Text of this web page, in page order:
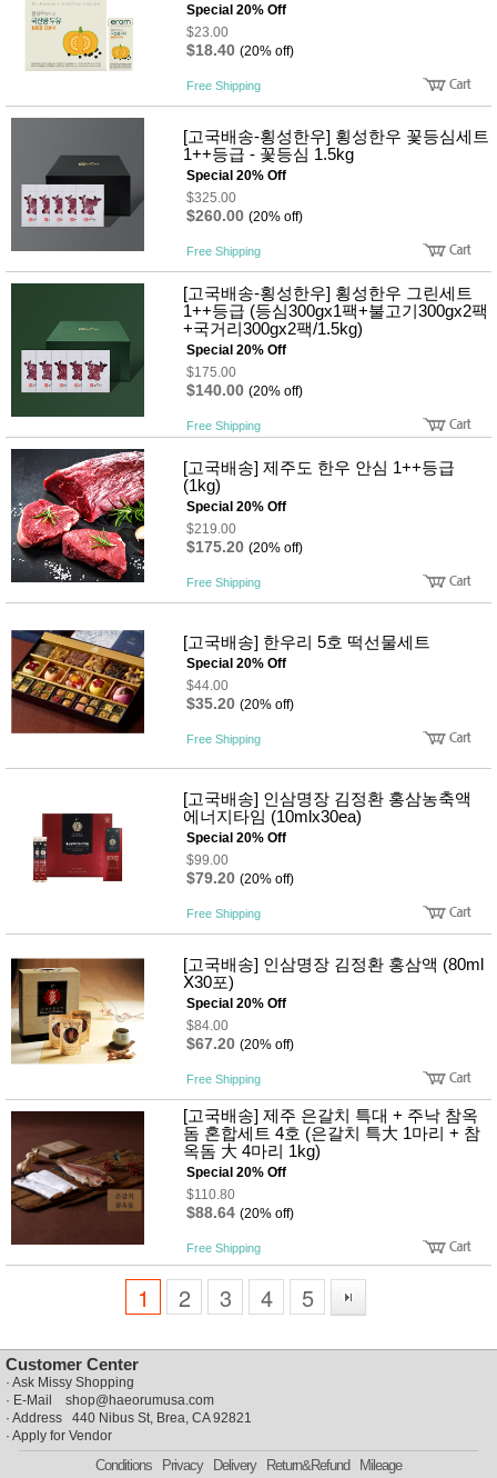
Special 20% Off
$23.00
$18.40 (20% off)
Free Shipping
[고국배송-횡성한우] 횡성한우 꽃등심세트
1++등급 - 꽃등심 1.5kg
Special 20% Off
$325.00
$260.00 (20% off)
Free Shipping
[고국배송-횡성한우] 횡성한우 그린세트
1++등급 (등심300gx1팩+불고기300gx2팩
+국거리300gx2팩/1.5kg)
Special 20% Off
$175.00
$140.00 (20% off)
Free Shipping
[고국배송] 제주도 한우 안심 1++등급
(1kg)
Special 20% Off
$219.00
$175.20 (20% off)
Free Shipping
[고국배송] 한우리 5호 떡선물세트
Special 20% Off
$44.00
$35.20 (20% off)
Free Shipping
[고국배송] 인삼명장 김정환 홍삼농축액
에너지타임 (10mlx30ea)
Special 20% Off
$99.00
$79.20 (20% off)
Free Shipping
[고국배송] 인삼명장 김정환 홍삼액 (80ml
Ⅹ30포)
Special 20% Off
$84.00
$67.20 (20% off)
Free Shipping
[고국배송] 제주 은갈치 특대 + 주낙 참옥
돔 혼합세트 4호 (은갈치 특大 1마리 + 참
옥돔 大 4마리 1kg)
Special 20% Off
$110.80
$88.64 (20% off)
Free Shipping
1 2 3 4 5
Customer Center
· Ask Missy Shopping
· E-Mail shop@haeorumusa.com
· Address 440 Nibus St, Brea, CA 92821
· Apply for Vendor
Conditions Privacy Delivery Return&Refund Mileage